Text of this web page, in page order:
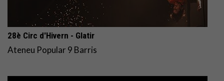
28è Circ d'Hivern - Glatir
Ateneu Popular 9 Barris